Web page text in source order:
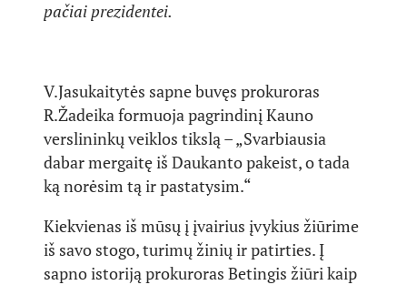
pačiai prezidentei.
V.Jasukaitytės sapne buvęs prokuroras
R.Žadeika formuoja pagrindinį Kauno
verslininkų veiklos tikslą – „Svarbiausia
dabar mergaitę iš Daukanto pakeist, o tada
ką norėsim tą ir pastatysim.“
Kiekvienas iš mūsų į įvairius įvykius žiūrime
iš savo stogo, turimų žinių ir patirties. Į
sapno istoriją prokuroras Betingis žiūri kaip